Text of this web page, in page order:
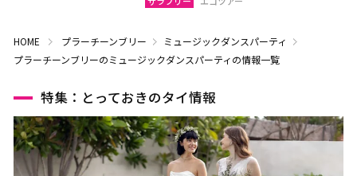
HOME プラーチーンブリー
ミュージックダンスパーティ
プラーチーンブリーのミュージックダンスパーティの情報一覧
特集：とっておきのタイ情報